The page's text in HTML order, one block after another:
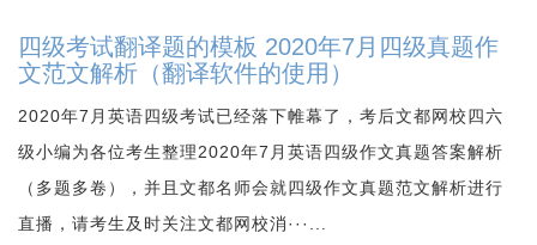
四级考试翻译题的模板 2020年7月四级真题作
文范文解析（翻译软件的使用）
2020年7月英语四级考试已经落下帷幕了，考后文都网校四六
级小编为各位考生整理2020年7月英语四级作文真题答案解析
（多题多卷），并且文都名师会就四级作文真题范文解析进行
直播，请考生及时关注文都网校消···...